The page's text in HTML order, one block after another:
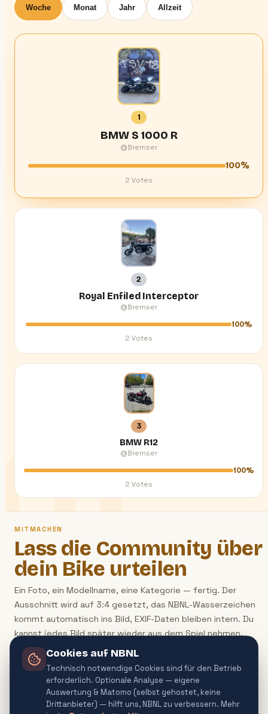
Woche Monat Jahr Allzeit
1
BMW S 1000 R
@Bremser
100%
2 Votes
2
Royal Enfiled Interceptor
@Bremser
100%
2 Votes
3
BMW R12
@Bremser
100%
2 Votes
MITMACHEN
Lass die Community über
dein Bike urteilen
Ein Foto, ein Modellname, eine Kategorie — fertig. Der
Ausschnitt wird auf 3:4 gesetzt, das NBNL-Wasserzeichen
kommt automatisch ins Bild, EXIF-Daten bleiben intern. Du
kannst jedes Bild später wieder aus dem Spiel nehmen.
Foto hochladen Meine Favoriten
Meine Uploads
Cookies auf NBNL
Technisch notwendige Cookies sind für den Betrieb
erforderlich. Optionale Analyse — eigene
Auswertung & Matomo (selbst gehostet, keine
Drittanbieter) — hilft uns, NBNL zu verbessern. Mehr